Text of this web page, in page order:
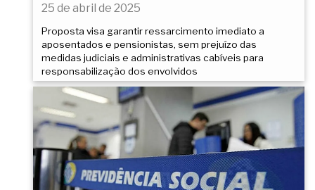
25 de abril de 2025
Proposta visa garantir ressarcimento imediato a
aposentados e pensionistas, sem prejuízo das
medidas judiciais e administrativas cabíveis para
responsabilização dos envolvidos